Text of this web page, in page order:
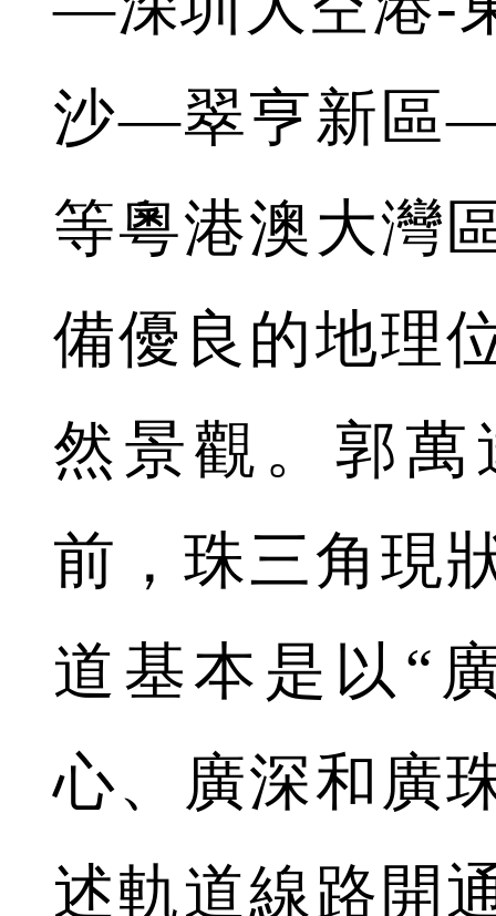
沙—翠亨新區
等粵港澳大灣
備優良的地理
然景觀。郭
前，珠三角現
道基本是以“
心、廣深和廣
述軌道線路開